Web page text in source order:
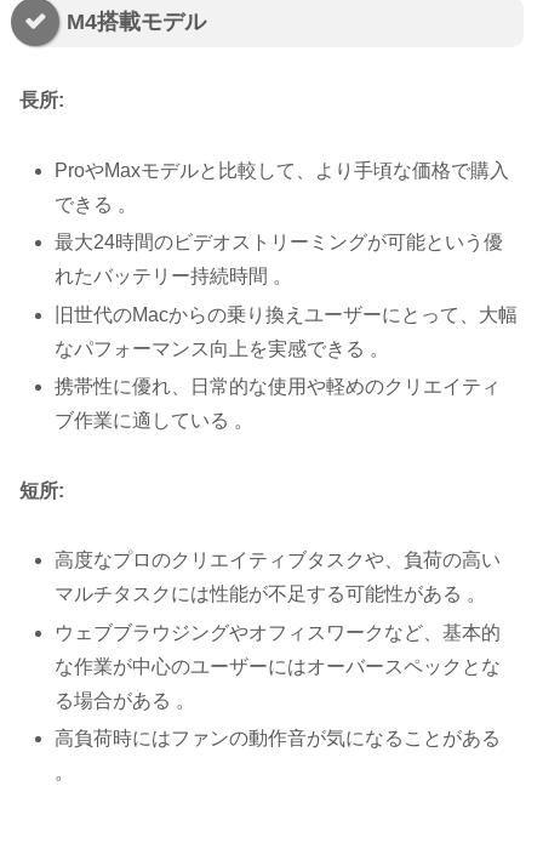
M4搭載モデル
長所:
ProやMaxモデルと比較して、より手頃な価格で購入
できる 。
最大24時間のビデオストリーミングが可能という優
れたバッテリー持続時間 。
旧世代のMacからの乗り換えユーザーにとって、大幅
なパフォーマンス向上を実感できる 。
携帯性に優れ、日常的な使用や軽めのクリエイティ
ブ作業に適している 。
短所:
高度なプロのクリエイティブタスクや、負荷の高い
マルチタスクには性能が不足する可能性がある 。
ウェブブラウジングやオフィスワークなど、基本的
な作業が中心のユーザーにはオーバースペックとな
る場合がある 。
高負荷時にはファンの動作音が気になることがある
。